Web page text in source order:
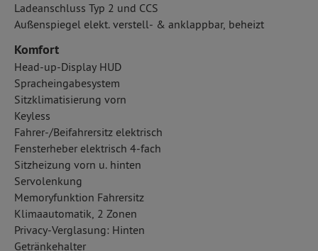
Ladeanschluss Typ 2 und CCS
Außenspiegel elekt. verstell- & anklappbar, beheizt
Komfort
Head-up-Display HUD
Spracheingabesystem
Sitzklimatisierung vorn
Keyless
Fahrer-/Beifahrersitz elektrisch
Fensterheber elektrisch 4-fach
Sitzheizung vorn u. hinten
Servolenkung
Memoryfunktion Fahrersitz
Klimaautomatik, 2 Zonen
Privacy-Verglasung: Hinten
Getränkehalter